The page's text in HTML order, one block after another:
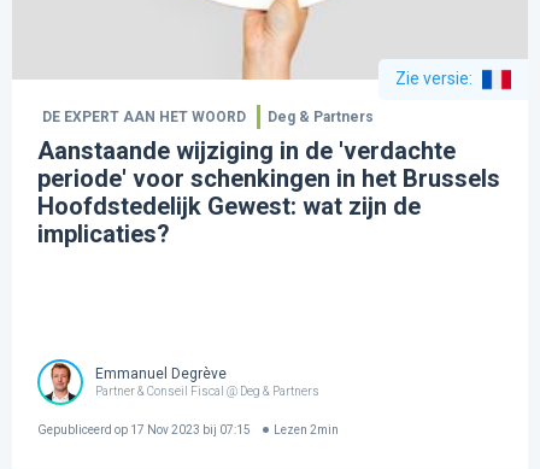
Zie versie:
DE EXPERT AAN HET WOORD Deg & Partners
Aanstaande wijziging in de 'verdachte
periode' voor schenkingen in het Brussels
Hoofdstedelijk Gewest: wat zijn de
implicaties?
Emmanuel Degrève
Partner & Conseil Fiscal @ Deg & Partners
Gepubliceerd op 17 Nov 2023 bij 07:15 Lezen 2min